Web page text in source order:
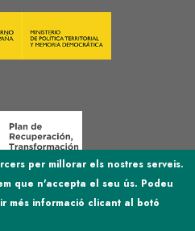
per millorar els nostres serveis.
que n'accepta el seu ús. Podeu
més informació clicant al botó